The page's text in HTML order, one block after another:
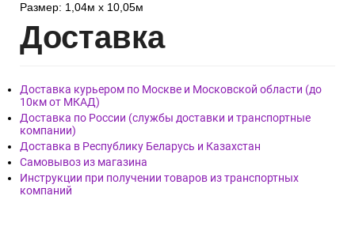
Размер: 1,04м х 10,05м
Доставка
Доставка курьером по Москве и Московской области (до
10км от МКАД)
Доставка по России (службы доставки и транспортные
компании)
Доставка в Республику Беларусь и Казахстан
Самовывоз из магазина
Инструкции при получении товаров из транспортных
компаний